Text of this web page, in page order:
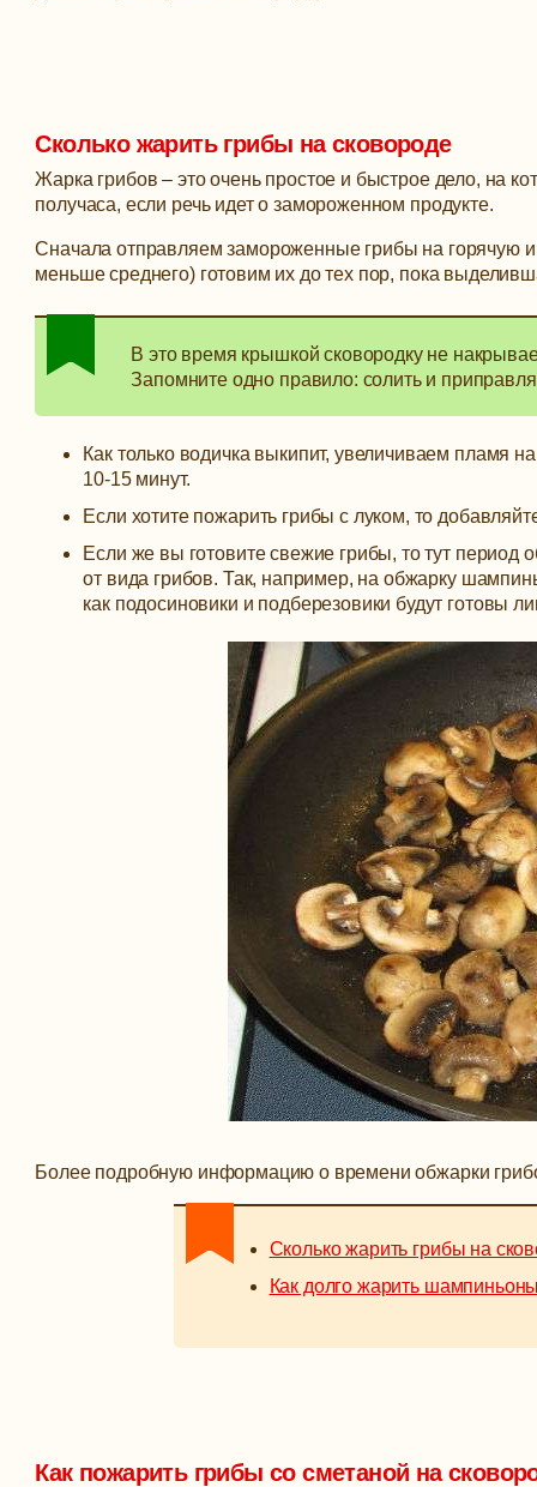
Сколько жарить грибы на сковороде
Жарка грибов – это очень простое и быстрое дело, на
получаса, если речь идет о замороженном продукте.
Сначала отправляем замороженные грибы на горячую
меньше среднего) готовим их до тех пор, пока
В это время крышкой сковородку не
Запомните одно правило: солить и
Как только водичка выкипит, увеличиваем пламя
10-15 минут.
Если хотите пожарить грибы с луком, то
Если же вы готовите свежие грибы, то тут период
от вида грибов. Так, например, на обжарку
как подосиновики и подберезовики будут готовы
Более подробную информацию о времени обжарки
Сколько жарить грибы на
Как долго жарить
Как пожарить грибы со сметаной на